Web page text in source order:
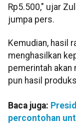
Rp5.500," ujar
jumpa pers.
Kemudian, hasil
menghasilkan
pemerintah akan
pun hasil
Baca juga:
percontohan